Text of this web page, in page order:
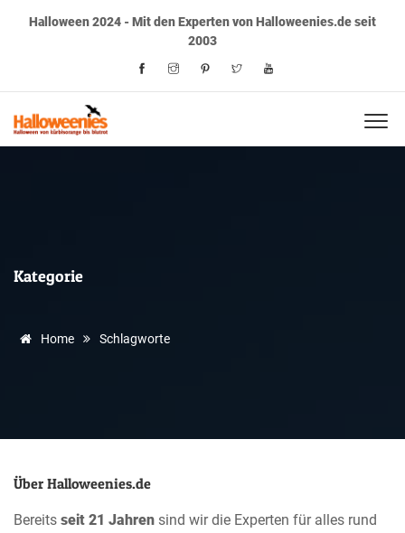
Halloween 2024 - Mit den Experten von Halloweenies.de seit
2003
Kategorie
Home Schlagworte
Über Halloweenies.de
Bereits seit 21 Jahren sind wir die Experten für alles rund